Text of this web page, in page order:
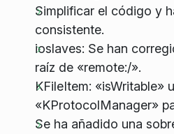
Simplificar el código y
consistente.
ioslaves: Se han
raíz de «remote:/».
KFileItem: «isWritable»
«KProtocolManager»
Se ha añadido una